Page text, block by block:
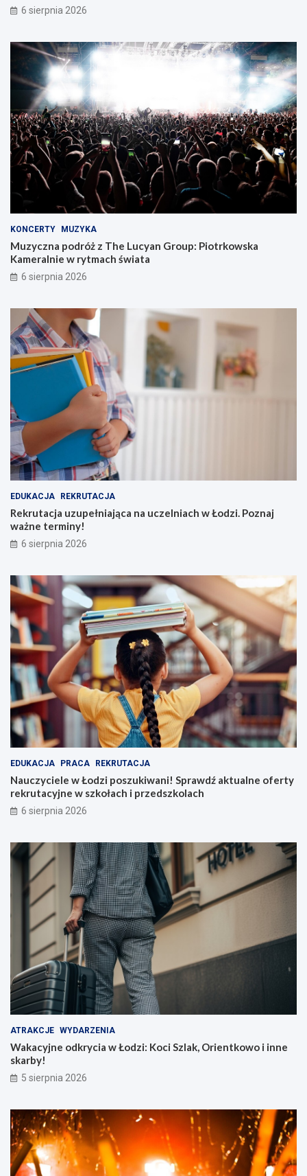
6 sierpnia 2026
KONCERTY MUZYKA
Muzyczna podróż z The Lucyan Group: Piotrkowska
Kameralnie w rytmach świata
6 sierpnia 2026
EDUKACJA REKRUTACJA
Rekrutacja uzupełniająca na uczelniach w Łodzi. Poznaj
ważne terminy!
6 sierpnia 2026
EDUKACJA PRACA REKRUTACJA
Nauczyciele w Łodzi poszukiwani! Sprawdź aktualne oferty
rekrutacyjne w szkołach i przedszkolach
6 sierpnia 2026
ATRAKCJE WYDARZENIA
Wakacyjne odkrycia w Łodzi: Koci Szlak, Orientkowo i inne
skarby!
5 sierpnia 2026